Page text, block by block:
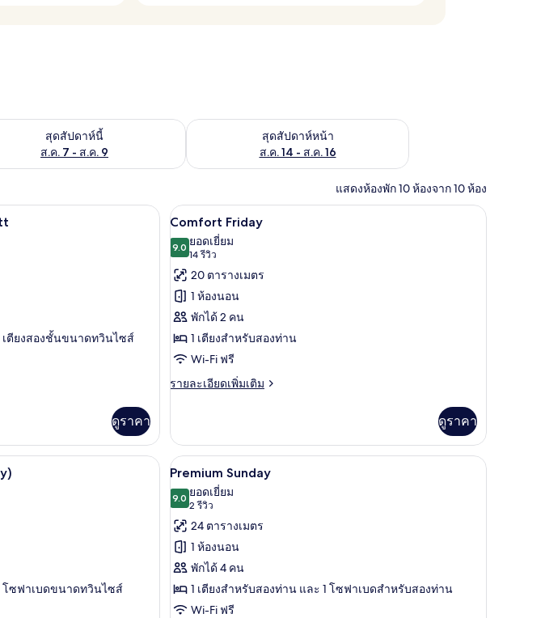
9
สุดสัปดาห์นี้
ส.ค. 7 - ส.ค. 9
บจำนวนห้องพักว่างในสุดสัปดาห์นี้ ส.ค. 7 - ส.ค. 9สุดสัปดาห์หน้า
ส.ค. 14 - ส.ค. 16
ตรวจสอบจำนวนห้องพักว่างในสุดสัปดาห์หน้า ส.ค. 14 - ส.ค. 16
แสดงห้องพัก 10 ห้องจาก 10 ห้อง
มินิบาร์, ตู้นิรภัยในห้องพัก, โต๊ะทำงาน, ผ้าม่านกันแสง
เตียงสองชั้นขนาดทวินไซส์
ดูราคา
เปิด
ภาพถ่าย
ทั้งหมด
ของ
Comfort
Friday
Comfort Friday | มินิบาร์, ตู้นิรภัยในห้องพัก,
5
Comfort Friday
9.09.0 จาก 10
ยอดเยี่ยม
14 รีวิว
(14
รีวิว)
20 ตารางเมตร
1 ห้องนอน
พักได้ 2 คน
1 เตียงสำหรับสองท่าน
Wi-Fi ฟรี
รายละเอียดเพิ่มเติม
ราย
เกี่ยว
กับ
Comfort
ดูราคา
มินิบาร์, ตู้นิรภัยในห้องพัก, โต๊ะทำงาน, ผ้าม่านกันแสง
โซฟาเบดขนาดทวินไซส์
เปิด
ภาพถ่าย
ทั้งหมด
ของ
Premium
Sunday
Premium Sunday | มินิบาร์, ตู้นิรภัยในห้องพัก
6
Premium Sunday
9.09.0 จาก 10
ยอดเยี่ยม
2 รีวิว
(2
รีวิว)
24 ตารางเมตร
1 ห้องนอน
พักได้ 4 คน
1 เตียงสำหรับสองท่าน และ 1 โซฟาเบดสำหรับสองท่าน
Wi-Fi ฟรี